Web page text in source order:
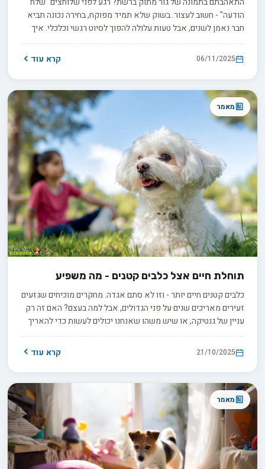
הודעה" - חשוב לעצור. בשוק שלא תמיד מפוקח, בחירה נכונה תביא
חבר נאמן לשנים, אבל טעות עלולה להפוך לסיוט רגשי וכלכלי. איך
מזהים מגדל אחראי? במדריך הזה נעניק לכם כלים מעשיים: ביקור
פיזי, בדיקת תיעוד רפואי, ומסמכים שחובה לדרוש.
06/11/2025 קרא עוד
מאמר
תוחלת חיים אצל כלבים קטנים - מה משפיע
כלבים קטנים חיים יותר - וזו לא סתם אגדה. מחקרים מוכיחים שגזעים
זעירים מאריכים שנים על פני הגדולים, אבל למה בעצם? האם זה רק
עניין של גנטיקה, או שיש משהו שאנחנו יכולים לעשות כדי להאריך
את החיים המשותפים שלנו? התשובות עשויות להפתיע אתכם.
21/10/2025 קרא עוד
מאמר